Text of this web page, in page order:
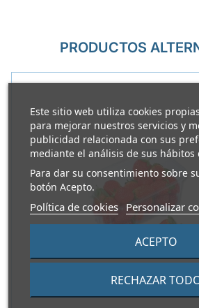
Este sitio web utiliza cookies
para mejorar nuestros servicios y
publicidad relacionada con sus
mediante el análisis de sus hábitos
Para dar su consentimiento sobre
botón Acepto.
Política de cookies Personalizar
RECHAZAR
ACEPTO
PRODUCTOS